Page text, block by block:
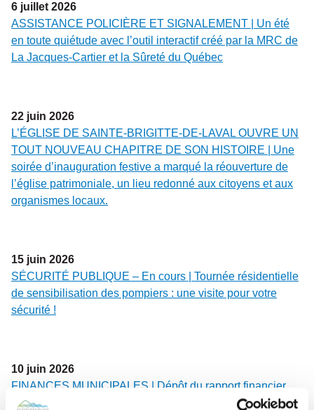
6 juillet 2026
ASSISTANCE POLICIÈRE ET SIGNALEMENT | Un été
en toute quiétude avec l’outil interactif créé par la MRC de
La Jacques-Cartier et la Sûreté du Québec
22 juin 2026
L’ÉGLISE DE SAINTE-BRIGITTE-DE-LAVAL OUVRE UN
TOUT NOUVEAU CHAPITRE DE SON HISTOIRE | Une
soirée d’inauguration festive a marqué la réouverture de
l’église patrimoniale, un lieu redonné aux citoyens et aux
organismes locaux.
15 juin 2026
SÉCURITÉ PUBLIQUE – En cours | Tournée résidentielle
de sensibilisation des pompiers : une visite pour votre
sécurité !
10 juin 2026
FINANCES MUNICIPALES | Dépôt du rapport financier
2025 et de l’état de situation financière 2026